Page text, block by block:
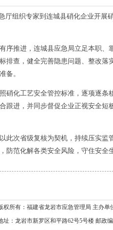
组织专家到连城县硝化企业开展
推进，连城县应急局立足本职、
排查，健全完善隐患问题、整改
备。
化工艺安全管控标准，逐项逐条
跟进，并同步督促企业正视安全
次省级复核为契机，持续压实监
防范化解各类安全风险，守住安全